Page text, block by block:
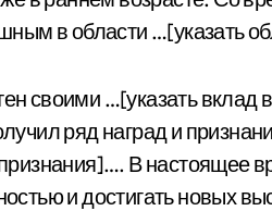
в области …[указать
своими …[указать вклад
ряд наград и
В настоящее
и достигать новых